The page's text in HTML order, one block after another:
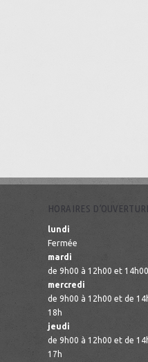
HORAIRES
lundi
Fermée
mardi
de 9h00 à 12h00 et
mercredi
de 9h00 à 12h00 et de
18h
jeudi
de 9h00 à 12h00 et de
17h